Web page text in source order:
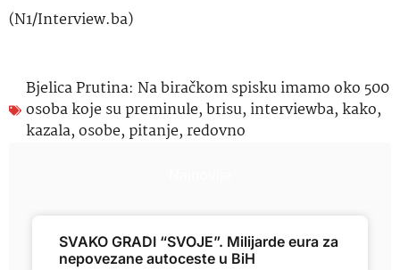
(N1/Interview.ba)
Bjelica Prutina: Na biračkom spisku imamo oko 500
osoba koje su preminule,brisu, interviewba,kako,
kazala,osobe, pitanje, redovno
SVAKO GRADI “SVOJE”. Milijarde eura za
nepovezane autoceste u BiH